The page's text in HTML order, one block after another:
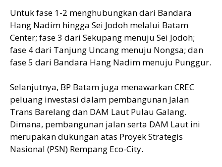
Untuk fase 1-2 menghubungkan dari Bandara
Hang Nadim hingga Sei Jodoh melalui Batam
Center; fase 3 dari Sekupang menuju Sei Jodoh;
fase 4 dari Tanjung Uncang menuju Nongsa; dan
fase 5 dari Bandara Hang Nadim menuju Punggur.
Selanjutnya, BP Batam juga menawarkan CREC
peluang investasi dalam pembangunan Jalan
Trans Barelang dan DAM Laut Pulau Galang.
Dimana, pembangunan jalan serta DAM Laut ini
merupakan dukungan atas Proyek Strategis
Nasional (PSN) Rempang Eco-City.